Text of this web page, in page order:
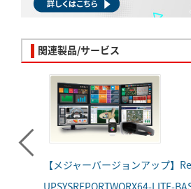
関連製品/サービス
【メジャーバージョンアップ】